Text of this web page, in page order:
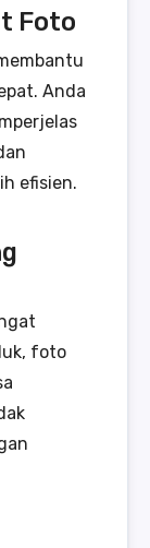
Foto
Anda
efisien.
foto